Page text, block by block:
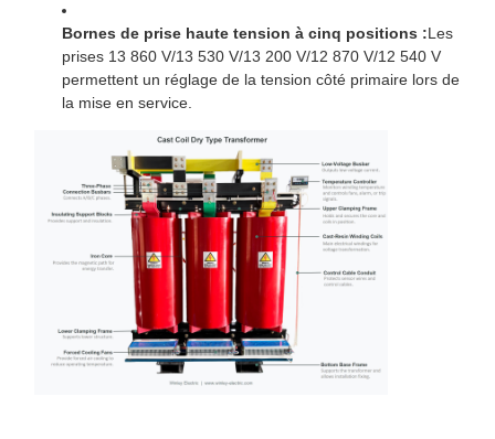
Bornes de prise haute tension à cinq positions :Les
prises 13 860 V/13 530 V/13 200 V/12 870 V/12 540 V
permettent un réglage de la tension côté primaire lors de
la mise en service.